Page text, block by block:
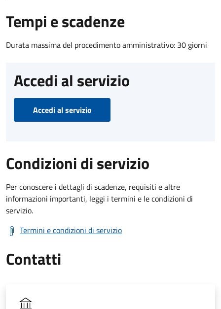
Tempi e scadenze
Durata massima del procedimento amministrativo: 30 giorni
Accedi al servizio
Accedi al servizio
Condizioni di servizio
Per conoscere i dettagli di scadenze, requisiti e altre
informazioni importanti, leggi i termini e le condizioni di
servizio.
Termini e condizioni di servizio
Contatti